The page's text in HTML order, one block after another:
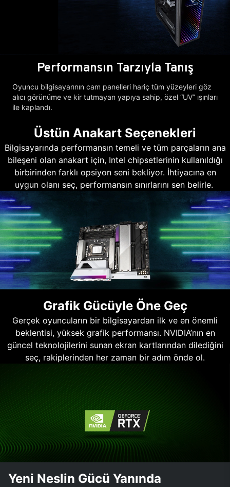
Performansın Tarzıyla Tanış
Oyuncu bilgisayarının cam panelleri hariç tüm yüzeyleri göz
alıcı görünüme ve kir tutmayan yapıya sahip, özel “UV” ışınları
ile kaplandı.
Üstün Anakart Seçenekleri
Bilgisayarında performansın temeli ve tüm parçaların ana
bileşeni olan anakart için, Intel chipsetlerinin kullanıldığı
birbirinden farklı opsiyon seni bekliyor. İhtiyacına en
uygun olanı seç, performansın sınırlarını sen belirle.
Grafik Gücüyle Öne Geç
Gerçek oyuncuların bir bilgisayardan ilk ve en önemli
beklentisi, yüksek grafik performansı. NVIDIA’nın en
güncel teknolojilerini sunan ekran kartlarından dilediğini
seç, rakiplerinden her zaman bir adım önde ol.
Yeni Neslin Gücü Yanında